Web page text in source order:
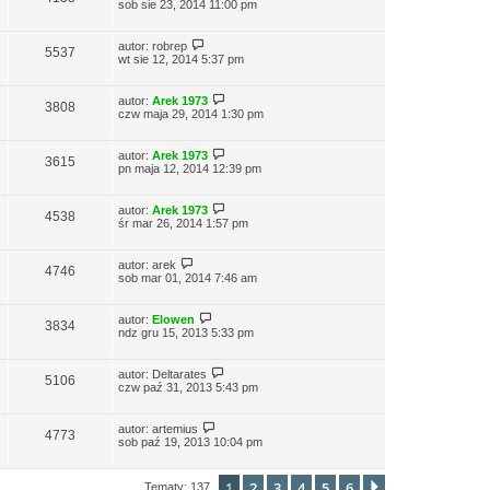
sob sie 23, 2014 11:00 pm
5537 autor: robrep
wt sie 12, 2014 5:37 pm
3808 autor: Arek 1973
czw maja 29, 2014 1:30 pm
3615 autor: Arek 1973
pn maja 12, 2014 12:39 pm
4538 autor: Arek 1973
śr mar 26, 2014 1:57 pm
4746 autor: arek
sob mar 01, 2014 7:46 am
3834 autor: Elowen
ndz gru 15, 2013 5:33 pm
5106 autor: Deltarates
czw paź 31, 2013 5:43 pm
4773 autor: artemius
sob paź 19, 2013 10:04 pm
Tematy: 137